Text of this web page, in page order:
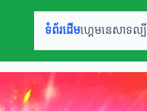
ទំព័រដើមហ្គេមនេសាទល្បី